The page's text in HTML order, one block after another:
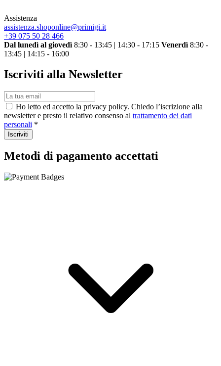
Assistenza
assistenza.shoponline@primigi.it
+39 075 50 28 466
Dal lunedì al giovedì 8:30 - 13:45 | 14:30 - 17:15 Venerdì 8:30 -
13:45 | 14:15 - 16:00
Iscriviti alla Newsletter
Ho letto ed accetto la privacy policy. Chiedo l’iscrizione alla
newsletter e presto il relativo consenso al trattamento dei dati
personali *
Iscriviti
Metodi di pagamento accettati